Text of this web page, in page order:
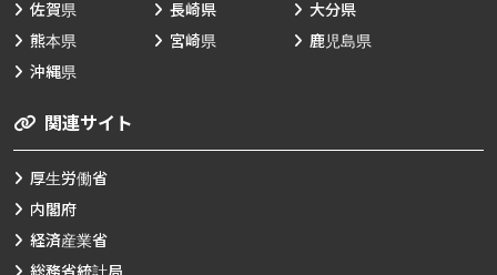
佐賀県
長崎県
大分県
熊本県
宮崎県
鹿児島県
沖縄県
関連サイト
厚生労働省
内閣府
経済産業省